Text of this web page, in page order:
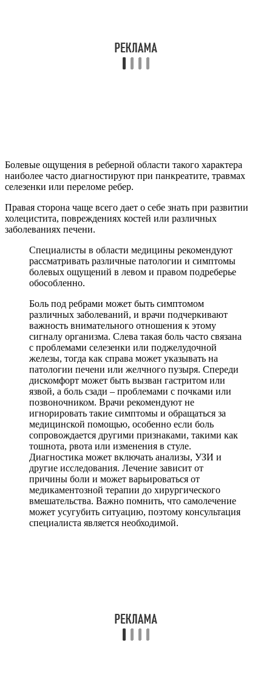
Болевые ощущения в реберной области такого характера
наиболее часто диагностируют при панкреатите, травмах
селезенки или переломе ребер.
Правая сторона чаще всего дает о себе знать при развитии
холецистита, повреждениях костей или различных
заболеваниях печени.
Специалисты в области медицины рекомендуют
рассматривать различные патологии и симптомы
болевых ощущений в левом и правом подреберье
обособленно.
Боль под ребрами может быть симптомом
различных заболеваний, и врачи подчеркивают
важность внимательного отношения к этому
сигналу организма. Слева такая боль часто связана
с проблемами селезенки или поджелудочной
железы, тогда как справа может указывать на
патологии печени или желчного пузыря. Спереди
дискомфорт может быть вызван гастритом или
язвой, а боль сзади – проблемами с почками или
позвоночником. Врачи рекомендуют не
игнорировать такие симптомы и обращаться за
медицинской помощью, особенно если боль
сопровождается другими признаками, такими как
тошнота, рвота или изменения в стуле.
Диагностика может включать анализы, УЗИ и
другие исследования. Лечение зависит от
причины боли и может варьироваться от
медикаментозной терапии до хирургического
вмешательства. Важно помнить, что самолечение
может усугубить ситуацию, поэтому консультация
специалиста является необходимой.